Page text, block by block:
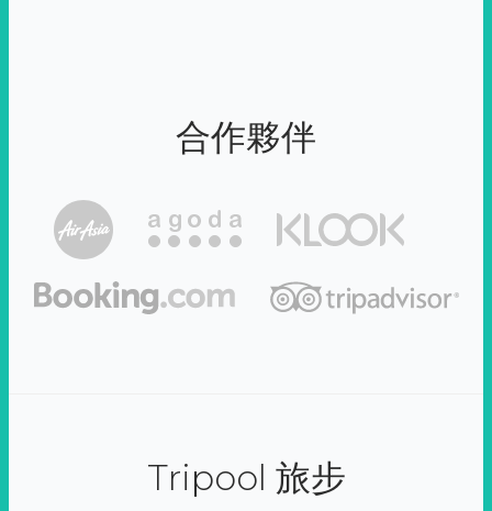
合作夥伴
Tripool 旅步